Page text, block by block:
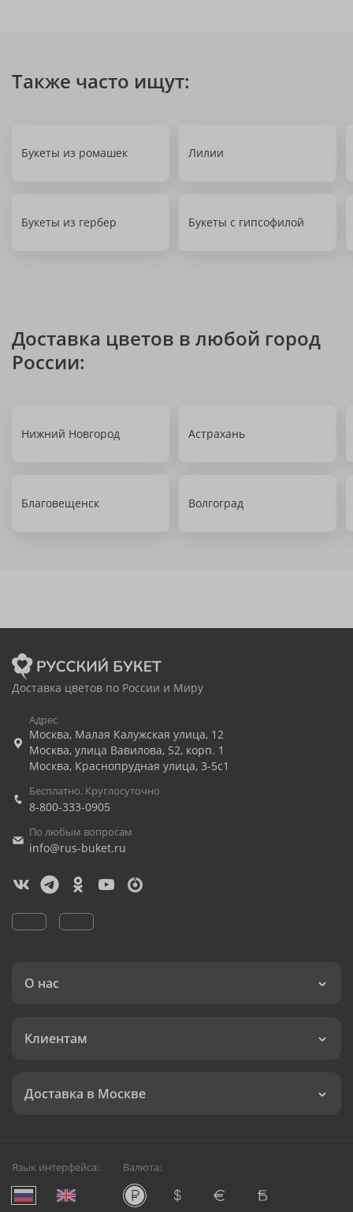
Также часто ищут:
Букеты из ромашек Лилии
Букеты из гербер Букеты с гипсофилой
Доставка цветов в любой город
России:
Нижний Новгород Астрахань
Благовещенск Волгоград
Доставка цветов по России и Миру
Адрес
Москва, Малая Калужская улица, 12
Москва, улица Вавилова, 52, корп. 1
Москва, Краснопрудная улица, 3-5с1
Бесплатно. Круглосуточно
8-800-333-0905
По любым вопросам
info@rus-buket.ru
О нас
Клиентам
Доставка в Москве
Язык интерфейса: Валюта: